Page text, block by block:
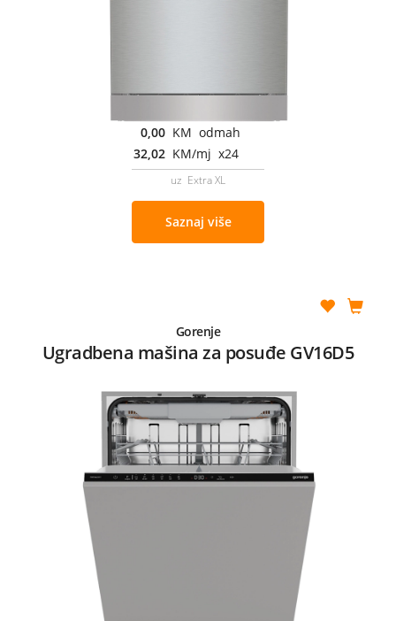
0,00 KM odmah
32,02 KM/mj x24
uz Extra XL
Saznaj više
Gorenje
Ugradbena mašina za posuđe GV16D5